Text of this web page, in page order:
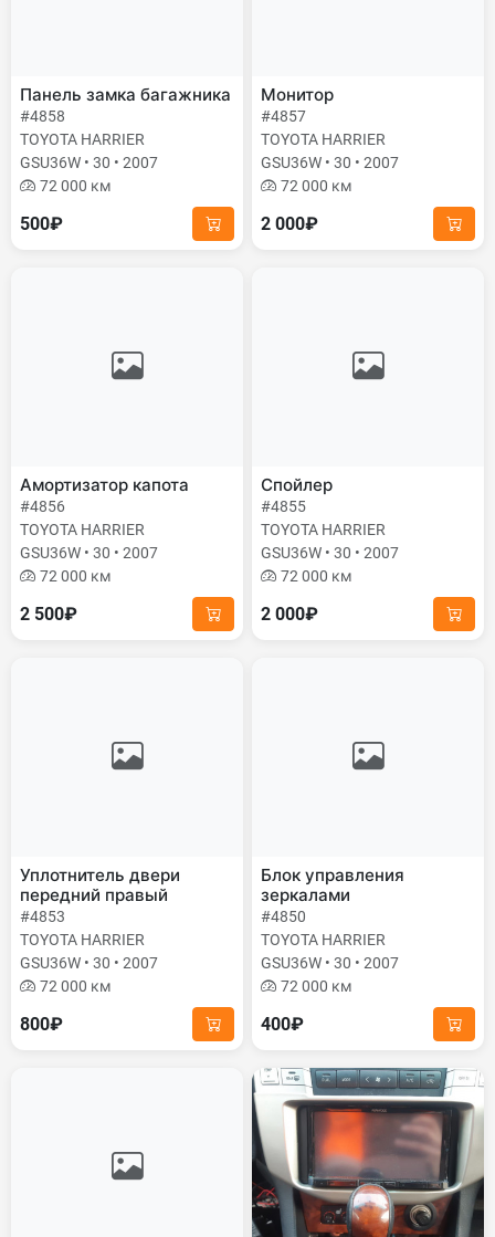
Панель замка багажника
#4858
TOYOTA HARRIER
GSU36W • 30 • 2007
72 000 км
500₽
Монитор
#4857
TOYOTA HARRIER
GSU36W • 30 • 2007
72 000 км
2 000₽
Амортизатор капота
#4856
TOYOTA HARRIER
GSU36W • 30 • 2007
72 000 км
2 500₽
Спойлер
#4855
TOYOTA HARRIER
GSU36W • 30 • 2007
72 000 км
2 000₽
Уплотнитель двери
передний правый
#4853
TOYOTA HARRIER
GSU36W • 30 • 2007
72 000 км
800₽
Блок управления
зеркалами
#4850
TOYOTA HARRIER
GSU36W • 30 • 2007
72 000 км
400₽